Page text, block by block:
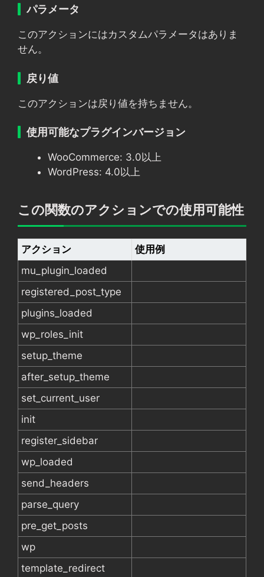
パラメータ
このアクションにはカスタムパラメータはありま
せん。
戻り値
このアクションは戻り値を持ちません。
使用可能なプラグインバージョン
WooCommerce: 3.0以上
WordPress: 4.0以上
この関数のアクションでの使用可能性
アクション
使用例
mu_plugin_loaded
registered_post_type
plugins_loaded
wp_roles_init
setup_theme
after_setup_theme
set_current_user
init
register_sidebar
wp_loaded
send_headers
parse_query
pre_get_posts
wp
template_redirect